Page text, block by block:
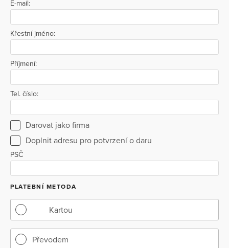
E-mail:
Křestní jméno:
Příjmení:
Tel. číslo:
Darovat jako firma
Doplnit adresu pro potvrzení o daru
PSČ
PLATEBNÍ METODA
Kartou
Převodem